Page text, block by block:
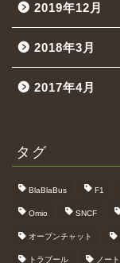
2019年12月
2018年3月
2017年4月
タグ
BlaBlaBus F1
Omio SNCF
オープンチャット
トラブール ノート